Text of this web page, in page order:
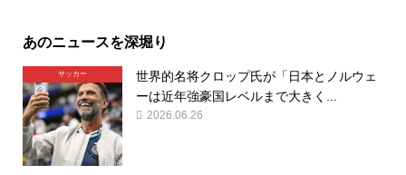
あのニュースを深堀り
サッカー
世界的名将クロップ氏が「日本とノルウェ
ーは近年強豪国レベルまで大きく...
2026.06.26